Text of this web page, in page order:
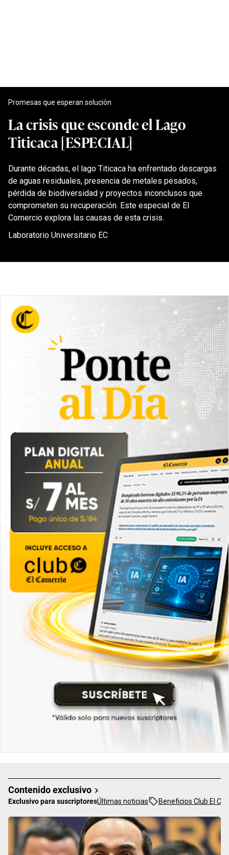
Promesas que esperan solución
La crisis que esconde el Lago
Titicaca [ESPECIAL]
Durante décadas, el lago Titicaca ha enfrentado descargas
de aguas residuales, presencia de metales pesados,
pérdida de biodiversidad y proyectos inconclusos que
comprometen su recuperación. Este especial de El
Comercio explora las causas de esta crisis.
Laboratorio Universitario EC
Contenido exclusivo
Exclusivo para suscriptoresÚltimas noticias Beneficios Club El